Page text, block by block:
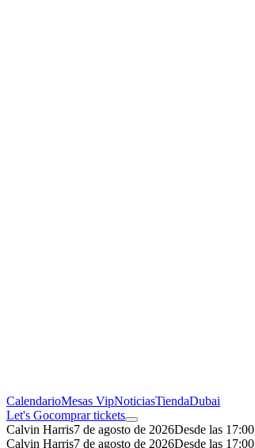
CalendarioMesas VipNoticiasTiendaDubai
Let's Gocomprar tickets
Calvin Harris7 de agosto de 2026Desde las 17:00
Calvin Harris7 de agosto de 2026Desde las 17:00